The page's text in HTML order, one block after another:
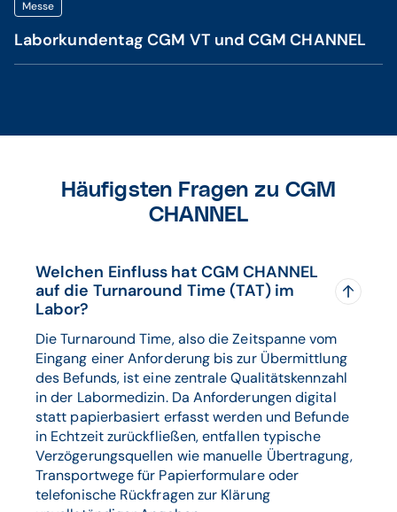
Messe
Laborkundentag CGM VT und CGM CHANNEL
Häufigsten Fragen zu CGM
CHANNEL
Welchen Einfluss hat CGM CHANNEL
auf die Turnaround Time (TAT) im
Labor?
Die Turnaround Time, also die Zeitspanne vom
Eingang einer Anforderung bis zur Übermittlung
des Befunds, ist eine zentrale Qualitätskennzahl
in der Labormedizin. Da Anforderungen digital
statt papierbasiert erfasst werden und Befunde
in Echtzeit zurückfließen, entfallen typische
Verzögerungsquellen wie manuelle Übertragung,
Transportwege für Papierformulare oder
telefonische Rückfragen zur Klärung